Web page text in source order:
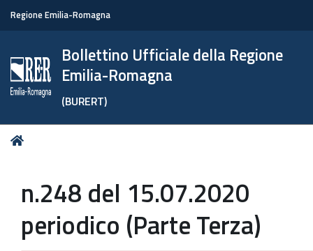
Regione Emilia-Romagna
Bollettino Ufficiale della Regione
Emilia-Romagna
(BURERT)
Tu
n.248 del 15.07.2020
periodico (Parte Terza)